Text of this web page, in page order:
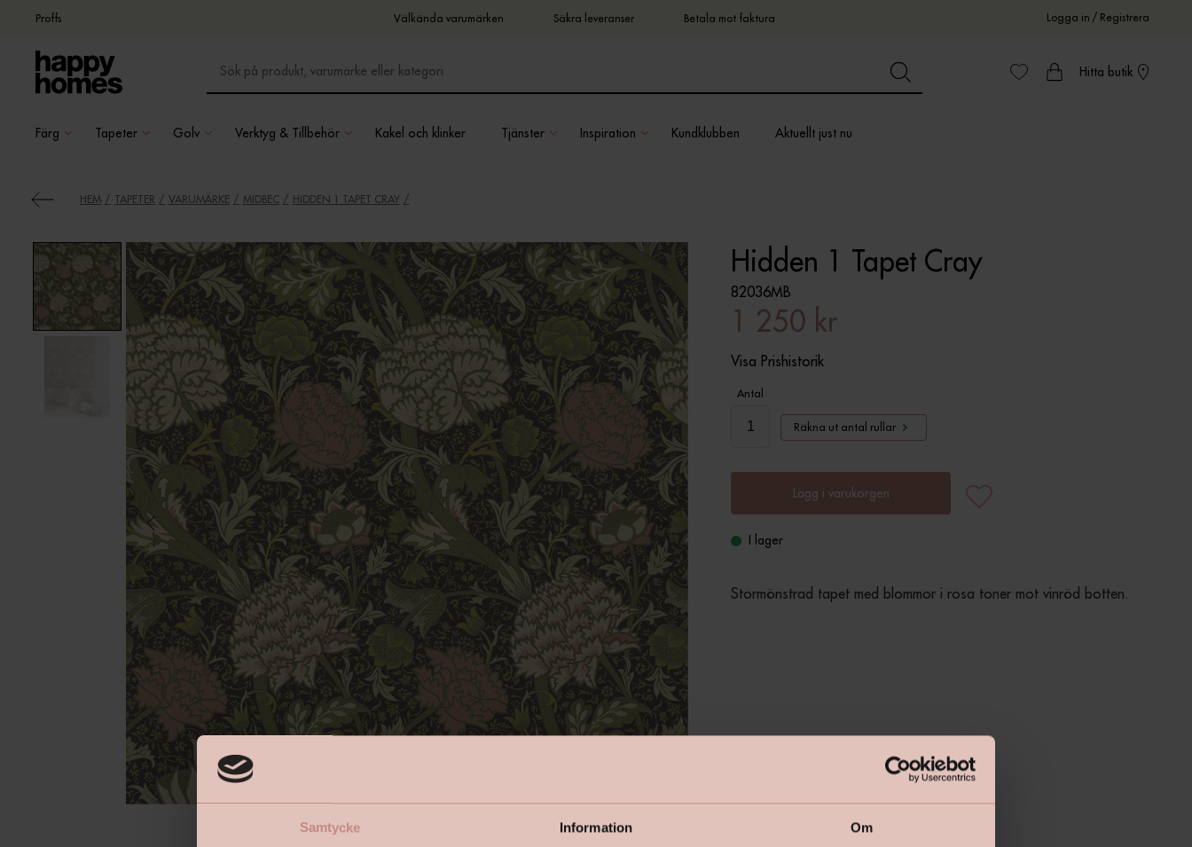
Samtycke Information Om
Proffs Välkända varumärken Säkra leveranser Betala mot faktura Logga in / Registrera
Hitta butik
Färg Tapeter Golv Verktyg & Tillbehör Kakel och klinker Tjänster Inspiration Kundklubben Aktuellt just nu
HEM TAPETER VARUMÄRKE MIDBEC HIDDEN 1 TAPET CRAY
Hidden 1 Tapet Cray
82036MB
1 250 kr
Visa Prishistorik
Antal
Räkna ut antal rullar
Lägg i varukorgen
I lager
Stormönstrad tapet med blommor i rosa toner mot vinröd botten.